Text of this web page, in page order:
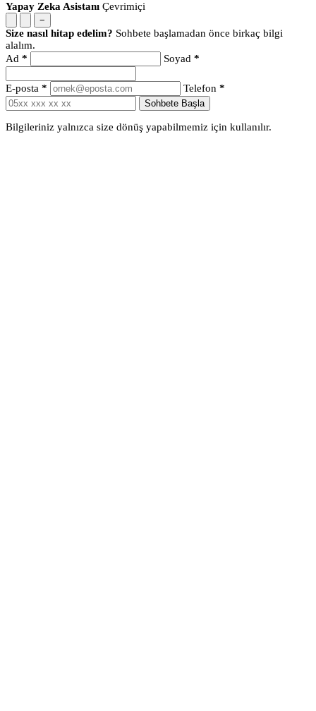
Yapay Zeka Asistanı Çevrimiçi
−
Size nasıl hitap edelim? Sohbete başlamadan önce birkaç bilgi
alalım.
Ad * Soyad *
E-posta * Telefon *
Sohbete Başla
Bilgileriniz yalnızca size dönüş yapabilmemiz için kullanılır.